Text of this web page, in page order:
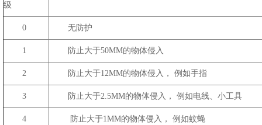
级
0 无防护
1 防止大于50MM的物体侵入
2 防止大于12MM的物体侵入， 例如手指
3 防止大于2.5MM的物体侵入， 例如电线、小工具
4 防止大于1MM的物体侵入， 例如蚊蝇